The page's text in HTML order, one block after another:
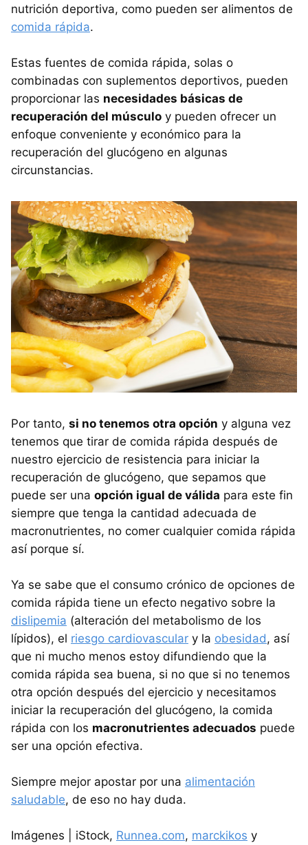
nutrición deportiva, como pueden ser alimentos de
comida rápida.
Estas fuentes de comida rápida, solas o
combinadas con suplementos deportivos, pueden
proporcionar las necesidades básicas de
recuperación del músculo y pueden ofrecer un
enfoque conveniente y económico para la
recuperación del glucógeno en algunas
circunstancias.
Por tanto, si no tenemos otra opción y alguna vez
tenemos que tirar de comida rápida después de
nuestro ejercicio de resistencia para iniciar la
recuperación de glucógeno, que sepamos que
puede ser una opción igual de válida para este fin
siempre que tenga la cantidad adecuada de
macronutrientes, no comer cualquier comida rápida
así porque sí.
Ya se sabe que el consumo crónico de opciones de
comida rápida tiene un efecto negativo sobre la
dislipemia (alteración del metabolismo de los
lípidos), el riesgo cardiovascular y la obesidad, así
que ni mucho menos estoy difundiendo que la
comida rápida sea buena, si no que si no tenemos
otra opción después del ejercicio y necesitamos
iniciar la recuperación del glucógeno, la comida
rápida con los macronutrientes adecuados puede
ser una opción efectiva.
Siempre mejor apostar por una alimentación
saludable, de eso no hay duda.
Imágenes | iStock, Runnea.com, marckikos y